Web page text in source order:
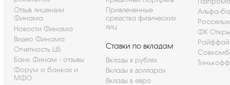
Отзыв лицензии
Финама
Новости Финама
Видео Финама
Отчетность ЦБ
Банк Финам - отзывы
Форум о банках и
МФО
Привлеченные
средства физических
лиц
Ставки по вкладам
Вклады в рублях
Вклады в долларах
Вклады в евро
Альфа-
ФК